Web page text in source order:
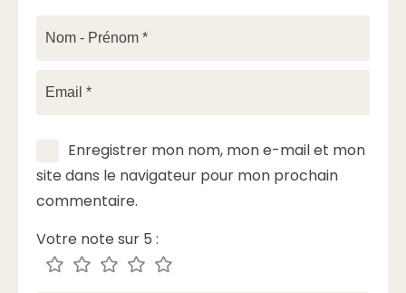
Enregistrer mon nom, mon e-mail et mon
site dans le navigateur pour mon prochain
commentaire.
Votre note sur 5 :